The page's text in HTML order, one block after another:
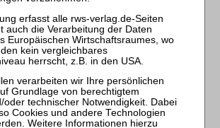
v. 02.03.2017 – I-12 U 25/16
Anfechtung vom Schuldner
von Darlehensverbindlichkeiten nach
Grundeigentums an Ehefrau